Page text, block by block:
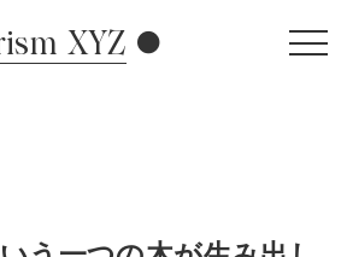
XYZ